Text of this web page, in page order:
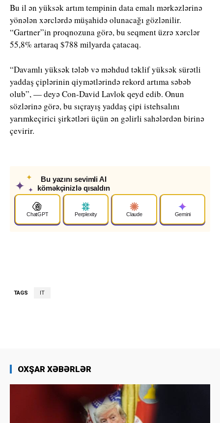
Bu il ən yüksək artım tempinin data emalı mərkəzlərinə
yönələn xərclərdə müşahidə olunacağı gözlənilir.
“Gartner”in proqnozuna görə, bu seqment üzrə xərclər
55,8% artaraq $788 milyarda çatacaq.
“Davamlı yüksək tələb və məhdud təklif yüksək sürətli
yaddaş çiplərinin qiymətlərində rekord artıma səbəb
olub”, — deyə Con-David Lavlok qeyd edib. Onun
sözlərinə görə, bu sıçrayış yaddaş çipi istehsalını
yarımkeçirici şirkətləri üçün ən gəlirli sahələrdən birinə
çevirir.
✦
✦
✦
Bu yazını sevimli AI
köməkçinizlə qısaldın
ChatGPT Perplexity Claude Gemini
TAGS IT
OXŞAR XƏBƏRLƏR